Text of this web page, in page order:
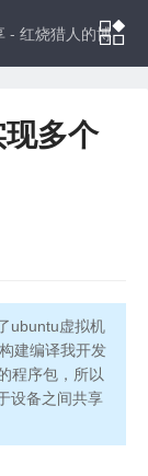
- 红烧猎人的博
多个
ubuntu虚拟机
建编译我开发
程序包，所以
设备之间共享